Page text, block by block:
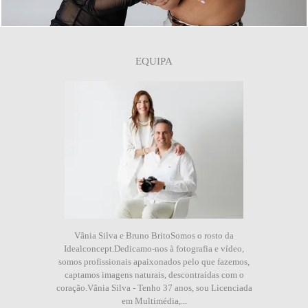
EQUIPA
Vânia Silva e Bruno BritoSomos o rosto da
Idealconcept.Dedicamo-nos à fotografia e vídeo,
somos profissionais apaixonados pelo que fazemos,
captamos imagens naturais, descontraídas com o
coração.Vânia Silva - Tenho 37 anos, sou Licenciada
em Multimédia,...